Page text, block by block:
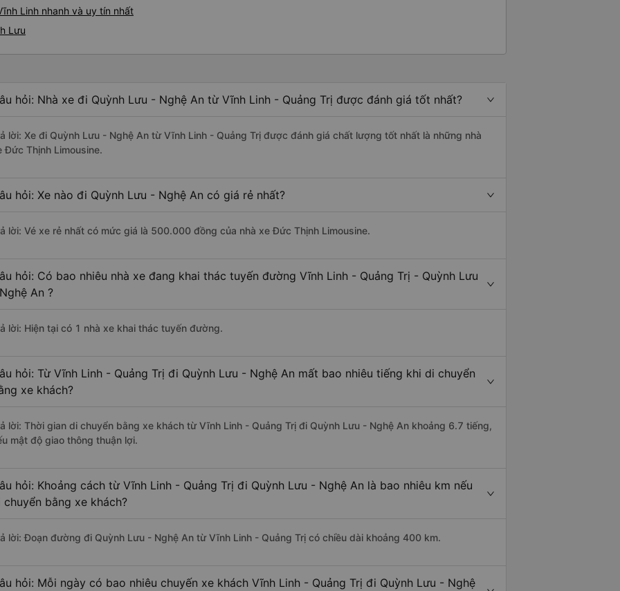
Linh nhanh và uy tín nhất
Lưu
hỏi: Nhà xe đi Quỳnh Lưu - Nghệ An từ Vĩnh Linh - Quảng Trị được đánh giá tốt nhất?
lời: Xe đi Quỳnh Lưu - Nghệ An từ Vĩnh Linh - Quảng Trị được đánh giá chất lượng tốt nhất là những nhà
Đức Thịnh Limousine.
hỏi: Xe nào đi Quỳnh Lưu - Nghệ An có giá rẻ nhất?
lời: Vé xe rẻ nhất có mức giá là 500.000 đồng của nhà xe Đức Thịnh Limousine.
hỏi: Có bao nhiêu nhà xe đang khai thác tuyến đường Vĩnh Linh - Quảng Trị - Quỳnh Lưu
An ?
lời: Hiện tại có 1 nhà xe khai thác tuyến đường.
hỏi: Từ Vĩnh Linh - Quảng Trị đi Quỳnh Lưu - Nghệ An mất bao nhiêu tiếng khi di chuyển
xe khách?
lời: Thời gian di chuyển bằng xe khách từ Vĩnh Linh - Quảng Trị đi Quỳnh Lưu - Nghệ An khoảng 6.7 tiếng,
mật độ giao thông thuận lợi.
hỏi: Khoảng cách từ Vĩnh Linh - Quảng Trị đi Quỳnh Lưu - Nghệ An là bao nhiêu km nếu
chuyển bằng xe khách?
lời: Đoạn đường đi Quỳnh Lưu - Nghệ An từ Vĩnh Linh - Quảng Trị có chiều dài khoảng 400 km.
hỏi: Mỗi ngày có bao nhiêu chuyến xe khách Vĩnh Linh - Quảng Trị đi Quỳnh Lưu - Nghệ